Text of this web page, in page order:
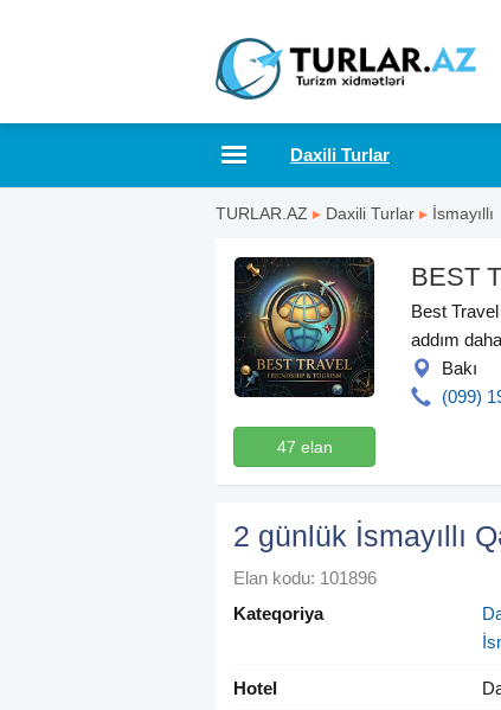
Daxili Turlar
TURLAR.AZ ▸ Daxili Turlar ▸ İsmayıllı
47 elan
BEST
Best
addım
Bakı
(099)
2 günlük İsmayıllı
Elan kodu: 101896
Kateqoriya
Hotel